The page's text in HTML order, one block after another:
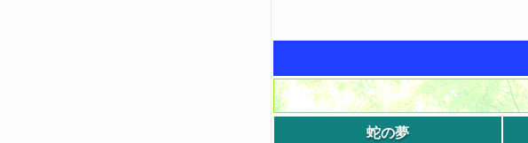
蛇の夢